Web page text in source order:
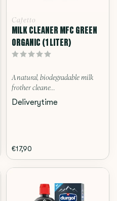
Cafetto
MILK CLEANER MFC GREEN
ORGANIC (1 LITER)
A natural, biodegradable milk
frother cleane...
Deliverytime
€17,90